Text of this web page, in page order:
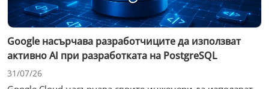
Google насърчава разработчиците да използват
активно AI при разработката на PostgreSQL
31/07/26